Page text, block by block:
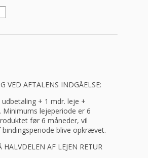
VED AFTALENS INDGÅELSE:
+ 1 mdr. leje +
lejeperiode er 6
før 6 måneder, vil
blive opkrævet.
AF LEJEN RETUR